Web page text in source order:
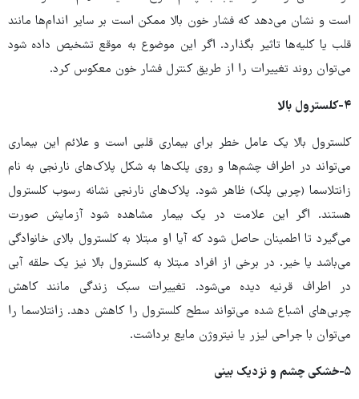
است و نشان می‌دهد که فشار خون بالا ممکن است بر سایر اندام‌ها مانند
قلب یا کلیه‌ها تاثیر بگذارد. اگر این موضوع به موقع تشخیص داده شود
می‌توان روند تغییرات را از طریق کنترل فشار خون معکوس کرد.
۴-کلسترول بالا
کلسترول بالا یک عامل خطر برای بیماری قلبی است و علائم این بیماری
می‌تواند در اطراف چشم‌ها و روی پلک‌ها به شکل پلاک‌های نارنجی به نام
زانتلاسما (چربی پلک) ظاهر شود. پلاک‌های نارنجی نشانه رسوب کلسترول
هستند. اگر این علامت در یک بیمار مشاهده شود آزمایش صورت
می‌گیرد تا اطمینان حاصل شود که آیا او مبتلا به کلسترول بالای خانوادگی
می‌باشد یا خیر. در برخی از افراد مبتلا به کلسترول بالا نیز یک حلقه آبی
در اطراف قرنیه دیده می‌شود. تغییرات سبک زندگی مانند کاهش
چربی‌های اشباع شده می‌تواند سطح کلسترول را کاهش دهد. زانتلاسما را
می‌توان با جراحی لیزر یا نیتروژن مایع برداشت.
۵-خشکی چشم و نزدیک بینی